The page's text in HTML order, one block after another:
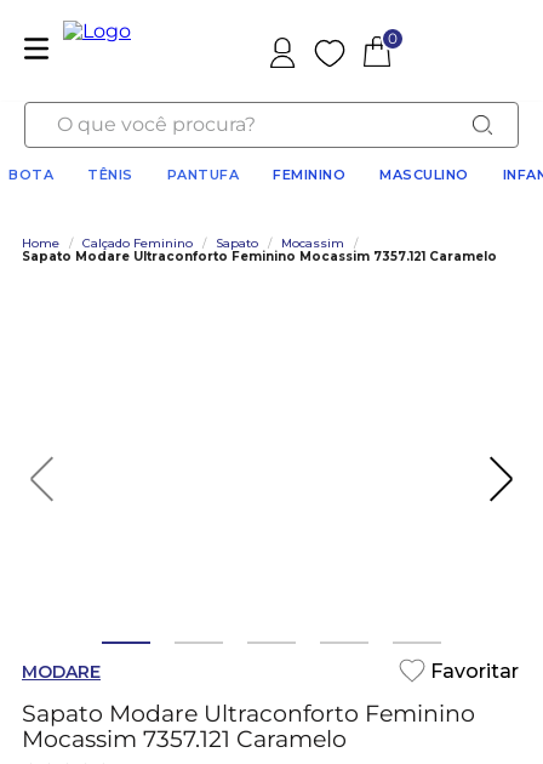
Favoritos
0
O que você procura?
BOTA TÊNIS PANTUFA FEMININO MASCULINO
Home / Calçado Feminino / Sapato / Mocassim
/
Sapato Modare Ultraconforto Feminino Mocassim 7357.121 Caramelo
MODARE
Sapato Modare Ultraconforto Feminino
Mocassim 7357.121 Caramelo